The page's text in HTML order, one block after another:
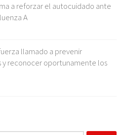
a reforzar el autocuidado ante
A
llamado a prevenir
reconocer oportunamente los